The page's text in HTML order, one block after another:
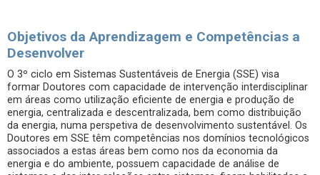
Objetivos da Aprendizagem e Competências a
Desenvolver
O 3º ciclo em Sistemas Sustentáveis de Energia (SSE) visa
formar Doutores com capacidade de intervenção interdisciplinar
em áreas como utilização eficiente de energia e produção de
energia, centralizada e descentralizada, bem como distribuição
da energia, numa perspetiva de desenvolvimento sustentável. Os
Doutores em SSE têm competências nos domínios tecnológicos
associados a estas áreas bem como nos da economia da
energia e do ambiente, possuem capacidade de análise de